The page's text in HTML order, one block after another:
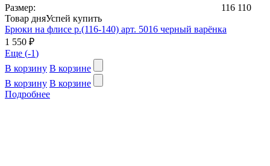
Размер: 116 110
Товар дняУспей купить
Брюки на флисе р.(116-140) арт. 5016 черный варёнка
1 550 ₽
Еще (-1)
В корзину В корзине
В корзину В корзине
Подробнее